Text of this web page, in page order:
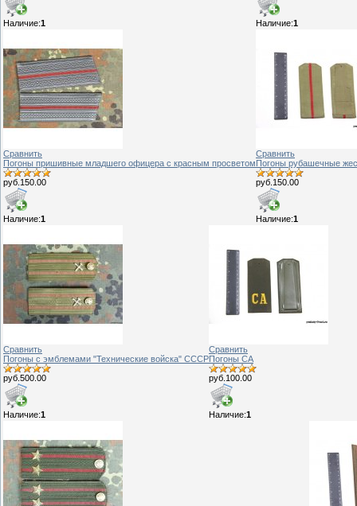
Наличие:1 Наличие:1
Сравнить
Погоны пришивные младшего офицера с красным просветом
руб.150.00
Наличие:1
Сравнить
Погоны рубашечные
руб.150.00
Наличие:1
Сравнить
Погоны с эмблемами "Технические войска" СССР
руб.500.00
Наличие:1
Сравнить
Погоны СА
руб.100.00
Наличие:1